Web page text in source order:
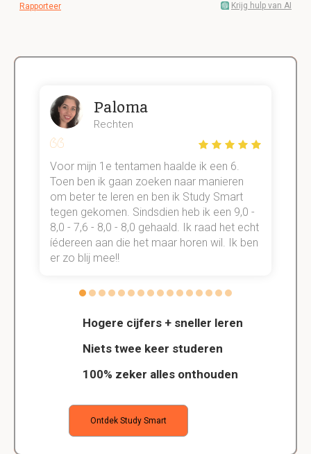
Rapporteer Krijg hulp van AI
Hogere cijfers + sneller leren
Niets twee keer studeren
100% zeker alles onthouden
Ontdek Study Smart
Paloma
Rechten
Voor mijn 1e tentamen haalde ik een 6.
Toen ben ik gaan zoeken naar manieren
om beter te leren en ben ik Study Smart
tegen gekomen. Sindsdien heb ik een 9,0 -
8,0 - 7,6 - 8,0 - 8,0 gehaald. Ik raad het echt
íédereen aan die het maar horen wil. Ik ben
er zo blij mee!!